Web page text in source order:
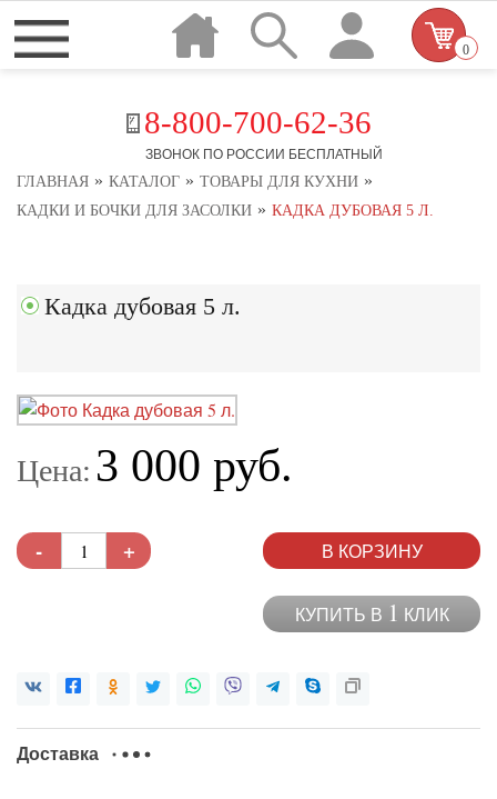
8-800-700-62-36
ЗВОНОК ПО РОССИИ БЕСПЛАТНЫЙ
0
ГЛАВНАЯ » КАТАЛОГ » ТОВАРЫ ДЛЯ КУХНИ »
КАДКИ И БОЧКИ ДЛЯ ЗАСОЛКИ » КАДКА ДУБОВАЯ 5 Л.
Кадка дубовая 5 л.
Цена: 3 000 руб.
- + В КОРЗИНУ
КУПИТЬ В 1 КЛИК
Доставка